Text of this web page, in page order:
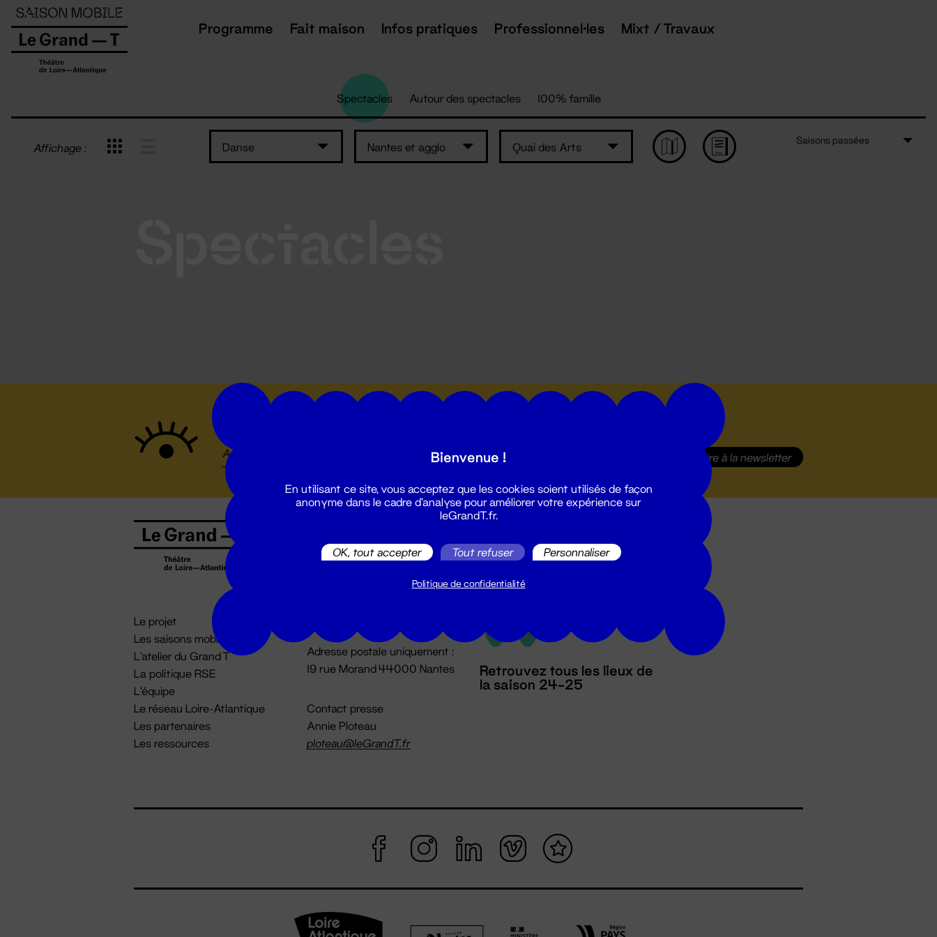
Programme Fait maison Infos pratiques Professionnel·les Mixt / Travaux
Spectacles Autour des spectacles 100% famille
Affichage : Danse Nantes et agglo Quai des Arts
Saisons passées
S'inscrire à la newsletter
Le projet
Les saisons mobiles
L'atelier du Grand T
La politique RSE
L'équipe
Le réseau Loire-Atlantique
Les partenaires
Les ressources
02 51 88 25 25
billetterie@leGrandT.fr
Du lundi au vendredi 14h → 18h
Adresse postale uniquement :
19 rue Morand 44000 Nantes
Contact presse
Annie Ploteau
ploteau@leGrandT.fr
Retrouvez tous les lieux de
la saison 24-25
Panneau de gestion des cookies
Bienvenue !
En utilisant ce site, vous acceptez que les cookies soient utilisés de façon
anonyme dans le cadre d'analyse pour améliorer votre expérience sur
leGrandT.fr.
OK, tout accepter Tout refuser Personnaliser
Politique de confidentialité